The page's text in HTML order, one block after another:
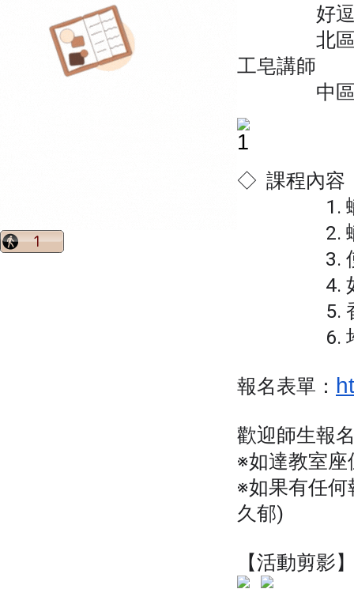
好逗點
北區台北
工皂講師
中區台中
◇ 課程內容
1. 蠟
2. 蠟燭
3. 使用
4. 如何
5. 香氛
6. 堆疊
報名表單：
歡迎師生報
※如達教室
※如果有任
久郁)
【活動剪影